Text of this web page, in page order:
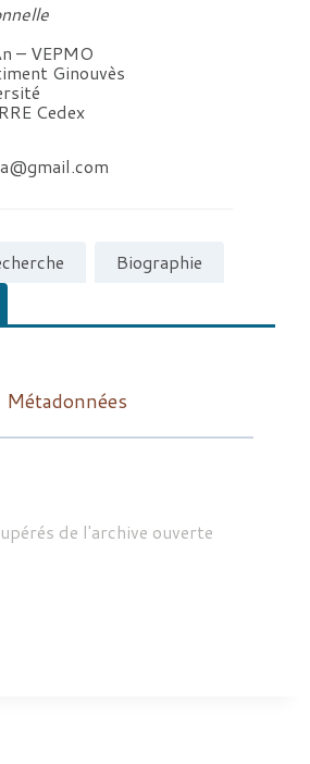
– VEPMO
Ginouvès
Cedex
Biographie
Métadonnées
de l'archive ouverte